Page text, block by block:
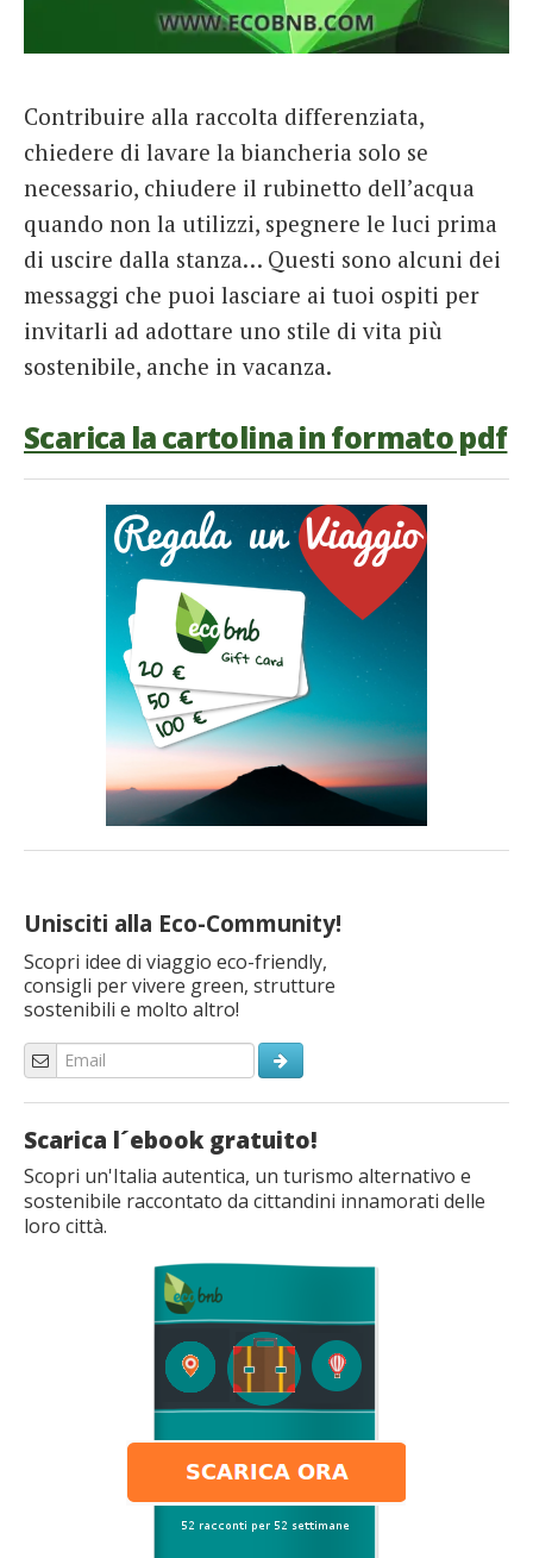
Contribuire alla raccolta differenziata,
chiedere di lavare la biancheria solo se
necessario, chiudere il rubinetto dell’acqua
quando non la utilizzi, spegnere le luci prima
di uscire dalla stanza… Questi sono alcuni dei
messaggi che puoi lasciare ai tuoi ospiti per
invitarli ad adottare uno stile di vita più
sostenibile, anche in vacanza.
Scarica la cartolina in formato pdf
Unisciti alla Eco-Community!
Scopri idee di viaggio eco-friendly,
consigli per vivere green, strutture
sostenibili e molto altro!
Scarica l´ebook gratuito!
Scopri un'Italia autentica, un turismo alternativo e
sostenibile raccontato da cittandini innamorati delle
loro città.